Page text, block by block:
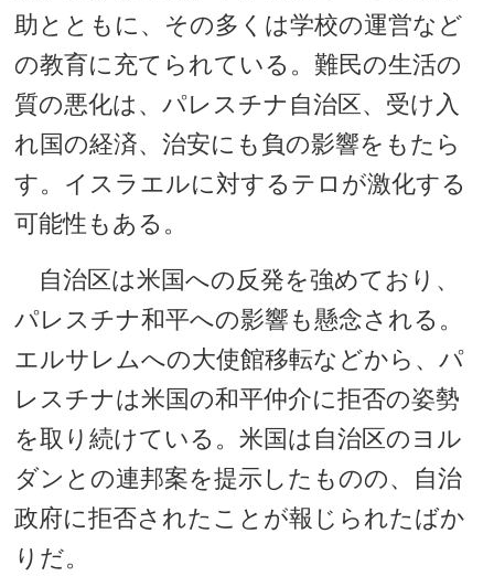
助とともに、その多くは学校の運営など
の教育に充てられている。難民の生活の
質の悪化は、パレスチナ自治区、受け入
れ国の経済、治安にも負の影響をもたら
す。イスラエルに対するテロが激化する
可能性もある。
自治区は米国への反発を強めており、
パレスチナ和平への影響も懸念される。
エルサレムへの大使館移転などから、パ
レスチナは米国の和平仲介に拒否の姿勢
を取り続けている。米国は自治区のヨル
ダンとの連邦案を提示したものの、自治
政府に拒否されたことが報じられたばか
りだ。